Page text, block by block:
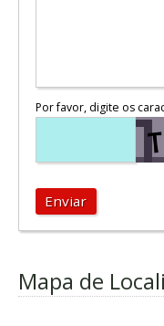
Por favor, digite os
Enviar
Mapa de